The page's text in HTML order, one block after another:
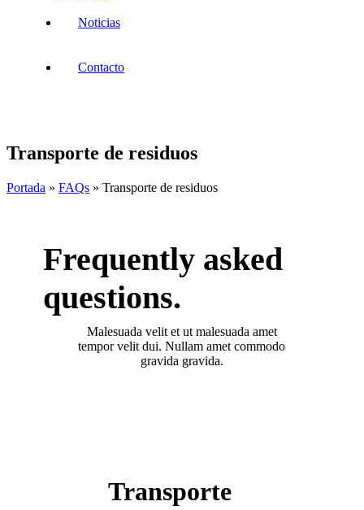
Noticias
Contacto
Transporte de residuos
Portada » FAQs » Transporte de residuos
Frequently asked
questions.
Malesuada velit et ut malesuada amet
tempor velit dui. Nullam amet commodo
gravida gravida.
Transporte